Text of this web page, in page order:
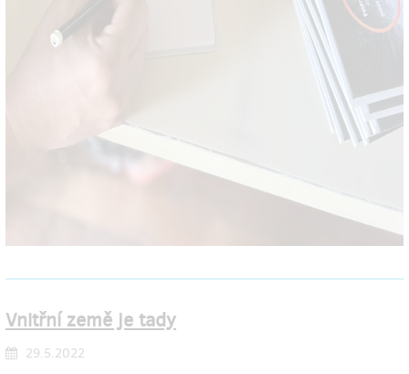
Vnitřní země je tady
29.5.2022